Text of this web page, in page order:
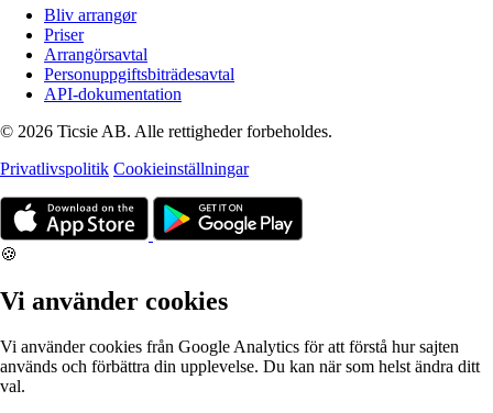
Bliv arrangør
Priser
Arrangörsavtal
Personuppgiftsbiträdesavtal
API-dokumentation
© 2026 Ticsie AB. Alle rettigheder forbeholdes.
Privatlivspolitik Cookieinställningar
🍪
Vi använder cookies
Vi använder cookies från Google Analytics för att förstå hur sajten
används och förbättra din upplevelse. Du kan när som helst ändra ditt
val.